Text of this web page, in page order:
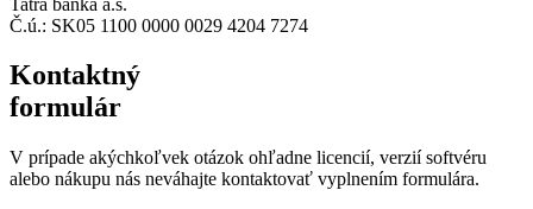
Č.ú.: SK05 1100 0000 0029 4204 7274
Kontaktný
formulár
V prípade akýchkoľvek otázok ohľadne licencií, verzií softvéru
alebo nákupu nás neváhajte kontaktovať vyplnením formulára.